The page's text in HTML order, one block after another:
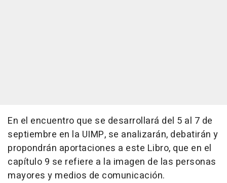
En el encuentro que se desarrollará del 5 al 7 de
septiembre en la UIMP, se analizarán, debatirán y
propondrán aportaciones a este Libro, que en el
capítulo 9 se refiere a la imagen de las personas
mayores y medios de comunicación.